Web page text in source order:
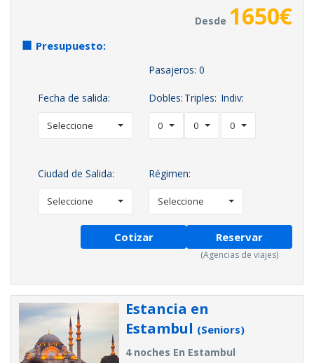
Desde 1650€
Presupuesto:
Fecha de salida:
Seleccione
Pasajeros: 0
Dobles:
0
Triples:
0
Indiv:
0
Ciudad de Salida:
Seleccione
Régimen:
Seleccione
Cotizar Reservar
(Agencias de viajes)
Estancia en
Estambul (Seniors)
4 noches En Estambul